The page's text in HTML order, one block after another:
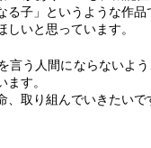
子」というような作品
いと思っています。
言う人間にならないよう
す。
取り組んでいきたいで